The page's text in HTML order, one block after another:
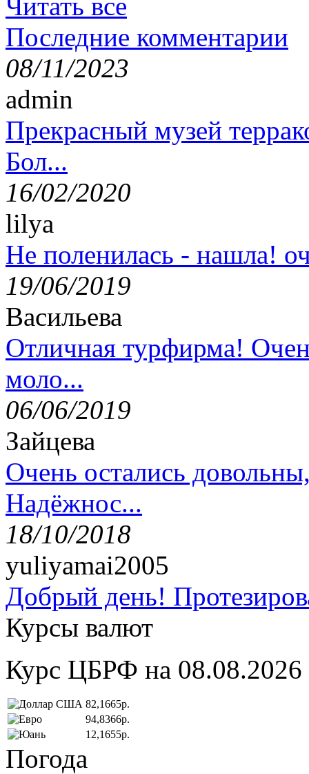
Последние комментарии
08/11/2023
admin
Прекрасный музей
Бол...
16/02/2020
lilya
Не поленилась - нашла!
19/06/2019
Васильева
Отличная турфирма!
моло...
06/06/2019
Зайцева
Очень остались
Надёжнос...
18/10/2018
yuliyamai2005
Добрый день!
Курсы валют
Курс ЦБРФ на 08.08.2026
82,1665р.
94,8366р.
12,1655р.
Погода